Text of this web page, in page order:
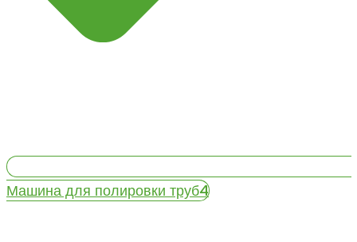
Машина для полировки труб4